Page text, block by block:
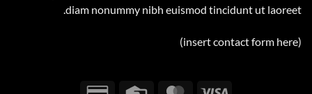
diam nonummy nibh euismod tincidunt ut laoreet.
(insert contact form here)
Visa
MasterCard
Credit